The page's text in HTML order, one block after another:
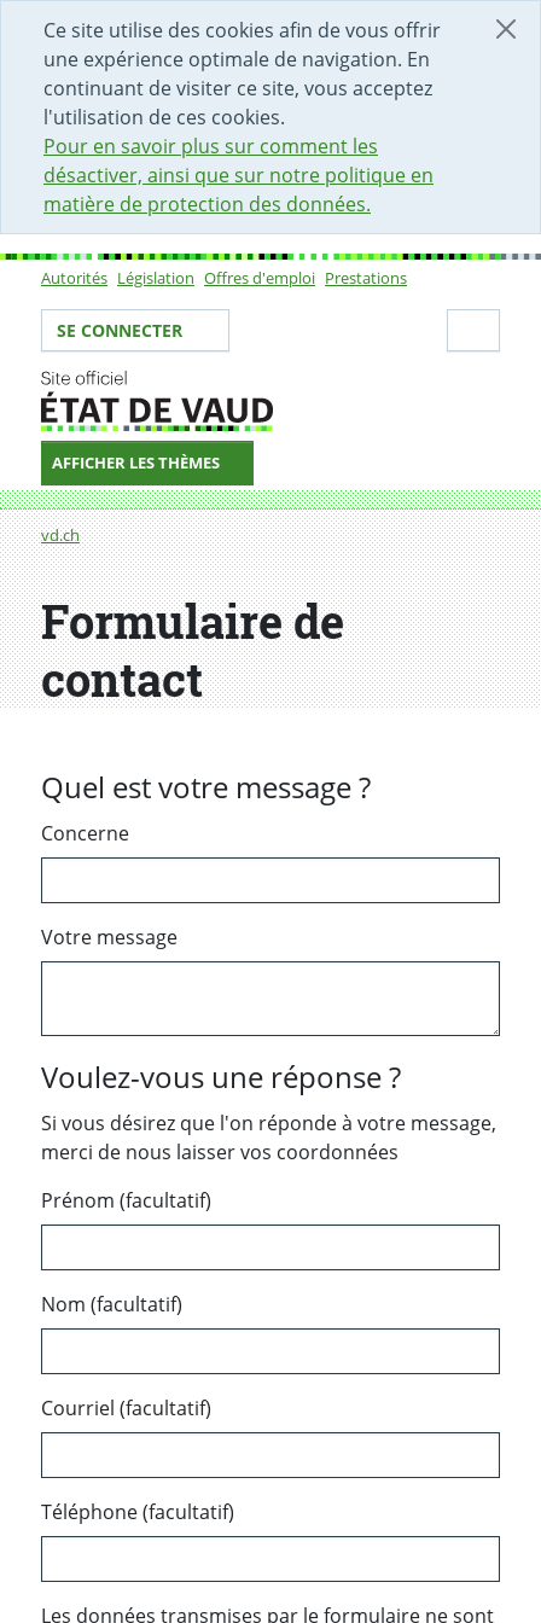
Ce site utilise des cookies afin de vous offrir
une expérience optimale de navigation. En
continuant de visiter ce site, vous acceptez
l'utilisation de ces cookies.
Pour en savoir plus sur comment les
désactiver, ainsi que sur notre politique en
matière de protection des données.
DÉBUT DU CONTENU DE LA PAGE
ACCÈS AU CHAMP DE RECHERCHE
PAGE D'ACCUEIL
FORMULAIRE DE CONTACT
Sous-navigation
Autorités Législation Offres d'emploi Prestations
Votre identité
SE CONNECTER
AFFICHER LES THÈMES
Fil d'Ariane
vd.ch
Formulaire de contact
Formulaire de
contact
Quel est votre message ?
Concerne
Votre message
Voulez-vous une réponse ?
Si vous désirez que l'on réponde à votre message,
merci de nous laisser vos coordonnées
Prénom (facultatif)
Nom (facultatif)
Courriel (facultatif)
Téléphone (facultatif)
Les données transmises par le formulaire ne sont